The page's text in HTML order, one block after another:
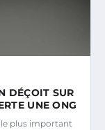
DÉÇOIT SUR
UNE ONG
le plus important